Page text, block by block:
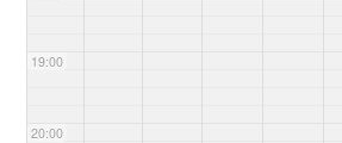
19:00
20:00